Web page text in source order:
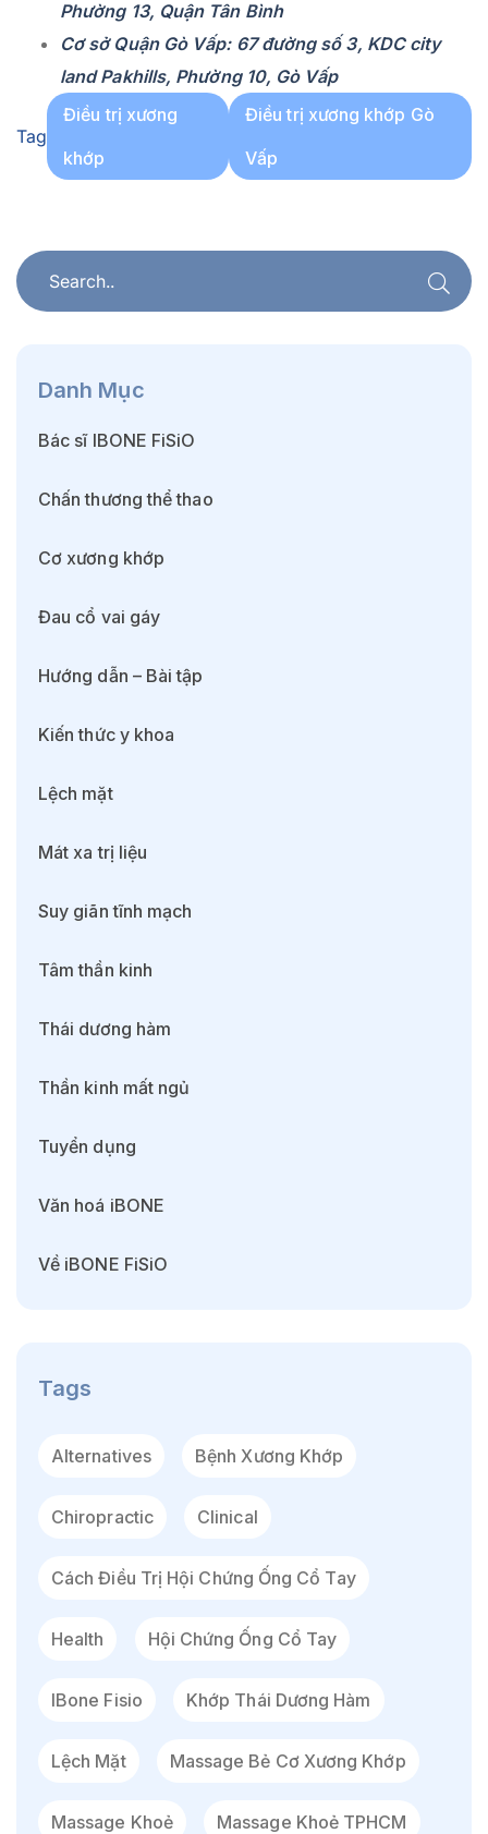
Phường 13, Quận Tân Bình
Cơ sở Quận Gò Vấp: 67 đường số 3, KDC city
land Pakhills, Phường 10, Gò Vấp
Tag
Điều trị xương
khớp
Điều trị xương khớp Gò
Vấp
Danh Mục
Bác sĩ IBONE FiSiO
Chấn thương thể thao
Cơ xương khớp
Đau cổ vai gáy
Hướng dẫn – Bài tập
Kiến thức y khoa
Lệch mặt
Mát xa trị liệu
Suy giãn tĩnh mạch
Tâm thần kinh
Thái dương hàm
Thần kinh mất ngủ
Tuyển dụng
Văn hoá iBONE
Về iBONE FiSiO
Tags
Alternatives Bệnh Xương Khớp
Chiropractic Clinical
Cách Điều Trị Hội Chứng Ống Cổ Tay
Health Hội Chứng Ống Cổ Tay
IBone Fisio Khớp Thái Dương Hàm
Lệch Mặt Massage Bẻ Cơ Xương Khớp
Massage Khoẻ Massage Khoẻ TPHCM